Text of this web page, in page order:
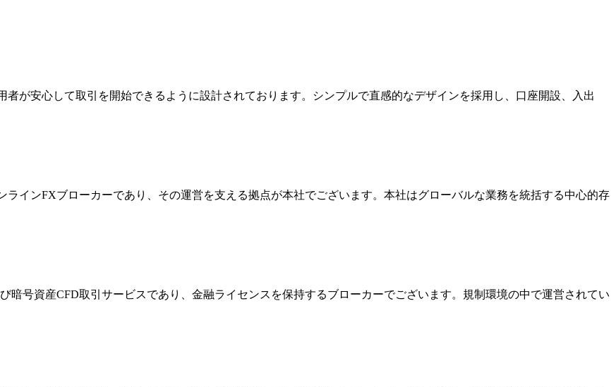
が安心して取引を開始できるように設計されております。シンプルで直感的なデザインを採用し、口座開設、入出
インFXブローカーであり、その運営を支える拠点が本社でございます。本社はグローバルな業務を統括する中心的存
暗号資産CFD取引サービスであり、金融ライセンスを保持するブローカーでございます。規制環境の中で運営されてい